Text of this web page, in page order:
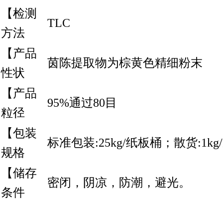
【检测
方法
TLC
【产品
性状
茵陈提取物为棕黄色精细粉末
【产品
粒径
95%通过80目
【包装
规格
标准包装:25kg/纸板桶；散货
【储存
条件
密闭，阴凉，防潮，避光。